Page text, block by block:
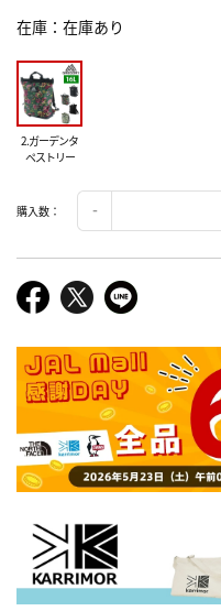
在庫 在庫あり
2.ガーデンタ
ペストリー
購入数：